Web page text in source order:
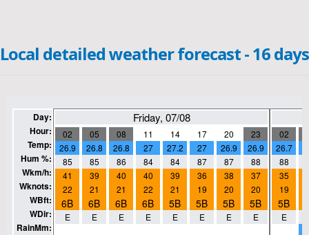
Local detailed weather forecast - 16 days